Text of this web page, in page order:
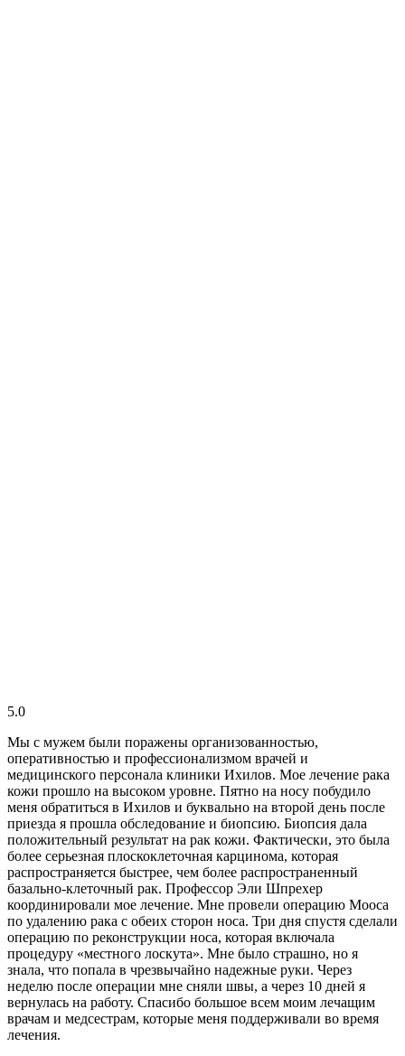
5.0
Мы с мужем были поражены организованностью,
оперативностью и профессионализмом врачей и
медицинского персонала клиники Ихилов. Мое лечение рака
кожи прошло на высоком уровне. Пятно на носу побудило
меня обратиться в Ихилов и буквально на второй день после
приезда я прошла обследование и биопсию. Биопсия дала
положительный результат на рак кожи. Фактически, это была
более серьезная плоскоклеточная карцинома, которая
распространяется быстрее, чем более распространенный
базально-клеточный рак. Профессор Эли Шпрехер
координировали мое лечение. Мне провели операцию Мооса
по удалению рака с обеих сторон носа. Три дня спустя сделали
операцию по реконструкции носа, которая включала
процедуру «местного лоскута». Мне было страшно, но я
знала, что попала в чрезвычайно надежные руки. Через
неделю после операции мне сняли швы, а через 10 дней я
вернулась на работу. Спасибо большое всем моим лечащим
врачам и медсестрам, которые меня поддерживали во время
лечения.